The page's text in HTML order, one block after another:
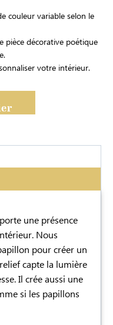
couleur variable selon le
pièce décorative poétique
votre intérieur.
une présence
Nous
pour créer un
capte la lumière
Il crée aussi une
si les papillons